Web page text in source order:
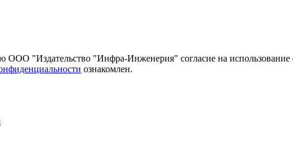
ООО "Издательство "Инфра-Инженерия" согласие на
ознакомлен.